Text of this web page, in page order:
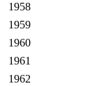
1958
1959
1960
1961
1962